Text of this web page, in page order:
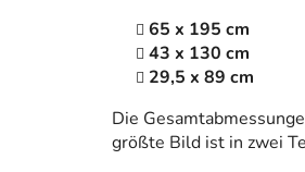
65 x 195 cm
43 x 130 cm
29,5 x 89 cm
Die
größte Bild ist in zwei